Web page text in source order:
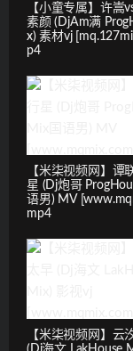
【小童专属】许嵩
素颜 (DjAm满
x) 素材vj
p4
【米柒视频网】谭
星 (Dj炮哥
语男) MV
mp4
【米柒视频网】云